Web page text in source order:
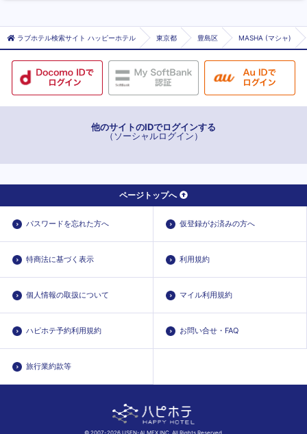
ラブホテル検索サイト ハッピーホテル 東京都 豊島区 MASHA (マシャ)
他のサイトのIDでログインする
（ソーシャルログイン）
ページトップへ
パスワードを忘れた方へ 仮登録がお済みの方へ
特商法に基づく表示 利用規約
個人情報の取扱について マイル利用規約
ハピホテ予約利用規約 お問い合せ・FAQ
旅行業約款等
© 2007-2026 USEN-ALMEX INC. All Rights Reserved.